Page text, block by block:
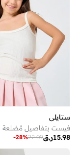
ستايلي
فيست بتفاصيل مُضلعة
ر.ق15.98
22.09
-28%